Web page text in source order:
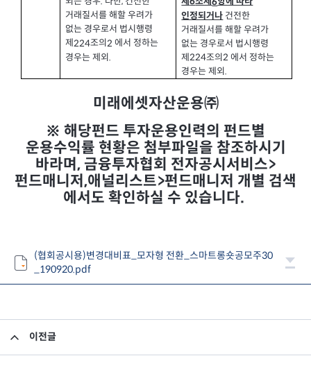
거래질서를 해할 우려가
없는 경우로서 법시행령
제224조의2에서 정하는
경우는 제외.
인정되거나 건전한
거래질서를 해할 우려가
없는 경우로서 법시행령
제224조의2에서 정하는
경우는 제외.
미래에셋자산운용㈜
※ 해당펀드 투자운용인력의 펀드별
운용수익률 현황은 첨부파일을 참조하시기
바라며, 금융투자협회 전자공시서비스>
펀드매니저,애널리스트>펀드매니저 개별 검색
에서도 확인하실 수 있습니다.
(협회공시용)변경대비표_모자형 전환_스마트롱숏공모주30
_190920.pdf
이전글